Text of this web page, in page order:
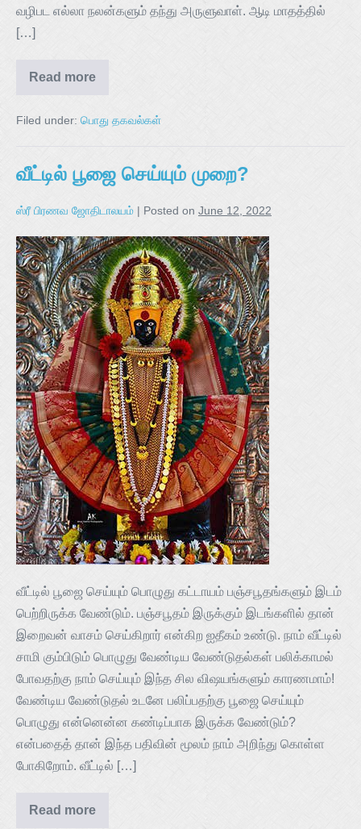
வழிபட எல்லா நலன்களும் தந்து அருளுவாள். ஆடி மாதத்தில்
[…]
Read more
Filed under: பொது தகவல்கள்
வீட்டில் பூஜை செய்யும் முறை?
ஸ்ரீ பிரணவ ஜோதிடாலயம் | Posted on June 12, 2022
வீட்டில் பூஜை செய்யும் பொழுது கட்டாயம் பஞ்சபூதங்களும் இடம்
பெற்றிருக்க வேண்டும். பஞ்சபூதம் இருக்கும் இடங்களில் தான்
இறைவன் வாசம் செய்கிறார் என்கிற ஐதீகம் உண்டு. நாம் வீட்டில்
சாமி கும்பிடும் பொழுது வேண்டிய வேண்டுதல்கள் பலிக்காமல்
போவதற்கு நாம் செய்யும் இந்த சில விஷயங்களும் காரணமாம்!
வேண்டிய வேண்டுதல் உடனே பலிப்பதற்கு பூஜை செய்யும்
பொழுது என்னென்ன கண்டிப்பாக இருக்க வேண்டும்?
என்பதைத் தான் இந்த பதிவின் மூலம் நாம் அறிந்து கொள்ள
போகிறோம். வீட்டில் […]
Read more